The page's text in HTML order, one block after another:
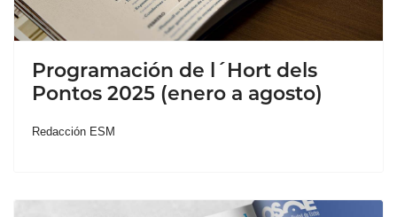
Programación de l´Hort dels
Pontos 2025 (enero a agosto)
Redacción ESM